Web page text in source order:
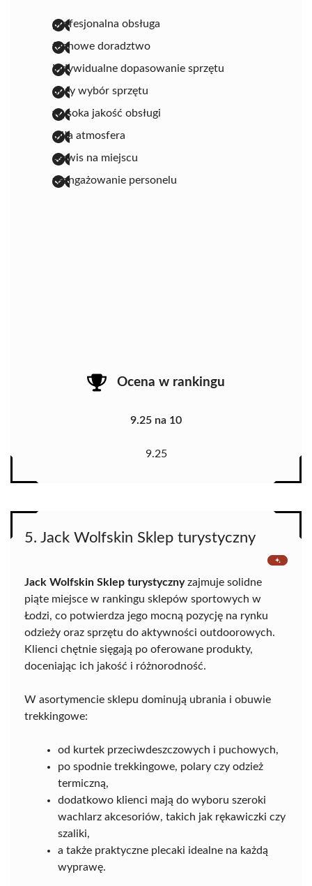
profesjonalna obsługa
fachowe doradztwo
indywidualne dopasowanie sprzętu
duży wybór sprzętu
wysoka jakość obsługi
miła atmosfera
serwis na miejscu
zaangażowanie personelu
Ocena w rankingu
9.25 na 10
9.25
5. Jack Wolfskin Sklep turystyczny
Jack Wolfskin Sklep turystycznyzajmuje solidne
piąte miejsce w rankingu sklepów sportowych w
Łodzi, co potwierdza jego mocną pozycję na rynku
odzieży oraz sprzętu do aktywności outdoorowych.
Klienci chętnie sięgają po oferowane produkty,
doceniając ich jakość i różnorodność.
W asortymencie sklepu dominują ubrania i obuwie
trekkingowe:
od kurtek przeciwdeszczowych i puchowych,
po spodnie trekkingowe, polary czy odzież
termiczną,
dodatkowo klienci mają do wyboru szeroki
wachlarz akcesoriów, takich jak rękawiczki czy
szaliki,
a także praktyczne plecaki idealne na każdą
wyprawę.